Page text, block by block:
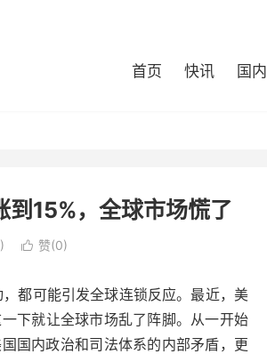
首页 快讯 国内
15%，全球市场慌了
 赞(0)
都可能引发全球连锁反应。最近，美
下就让全球市场乱了阵脚。从一开始
国内政治和司法体系的内部矛盾，更